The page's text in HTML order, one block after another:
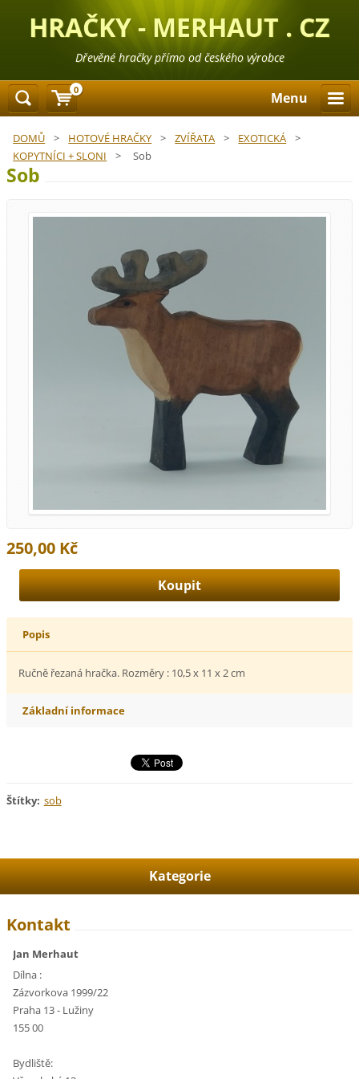
HRAČKY - MERHAUT . CZ
Dřevěné hračky přímo od českého výrobce
Menu
DOMŮ > HOTOVÉ HRAČKY > ZVÍŘATA > EXOTICKÁ
>
KOPYTNÍCI + SLONI
> Sob
Sob
250,00 Kč
Popis
Ručně řezaná hračka. Rozměry : 10,5 x 11 x 2 cm
Základní informace
Štítky: sob
Kategorie
Kontakt
Jan Merhaut
Dílna :
Zázvorkova 1999/22
Praha 13 - Lužiny
155 00
Bydliště:
0